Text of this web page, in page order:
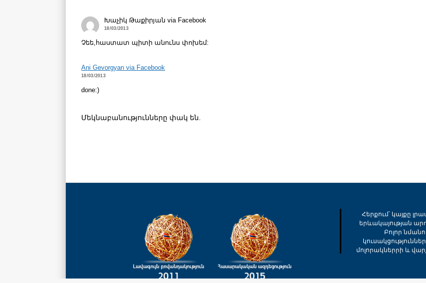
Խաչիկ Թաքիրյան via Facebook
18/03/2013
Չեե,հաստատ պիտի անունս փոխեմ:
Ani Gevorgyan via Facebook
18/03/2013
done:)
Մեկնաբանությունները փակ են.
Հերքում՝ կայքը
երևակայության
Բոլոր
մոլորակներրի և